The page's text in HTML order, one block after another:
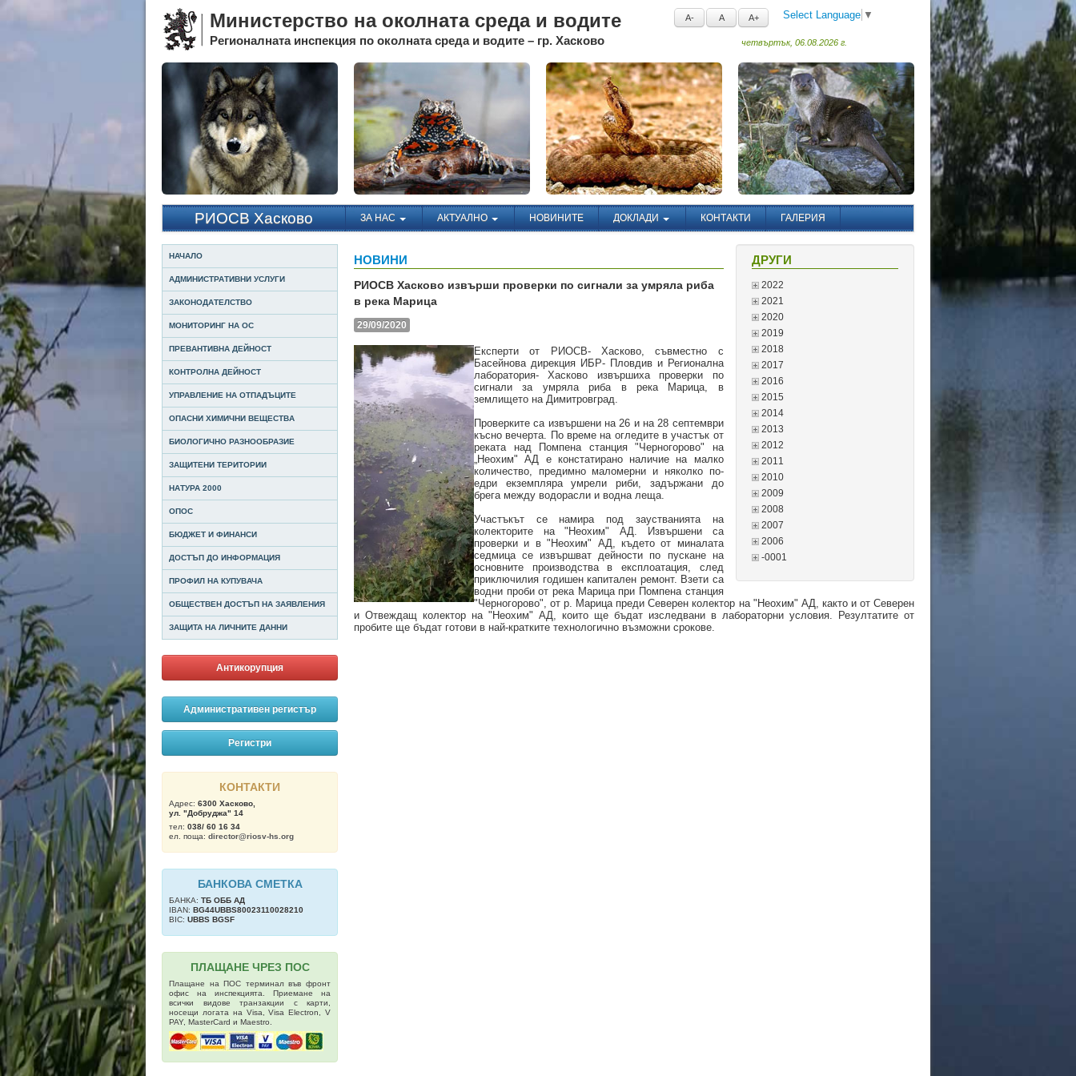
Министерство на околната среда и водите
Регионалната инспекция по околната среда и водите – гр. Хасково
Select Language ▼
A- A A+
четвъртък, 06.08.2026 г.
РИОСВ Хасково ЗА НАС АКТУАЛНО НОВИНИТЕ ДОКЛАДИ КОНТАКТИ ГАЛЕРИЯ
НАЧАЛО
АДМИНИСТРАТИВНИ УСЛУГИ
ЗАКОНОДАТЕЛСТВО
МОНИТОРИНГ НА ОС
ПРЕВАНТИВНА ДЕЙНОСТ
КОНТРОЛНА ДЕЙНОСТ
УПРАВЛЕНИЕ НА ОТПАДЪЦИТЕ
ОПАСНИ ХИМИЧНИ ВЕЩЕСТВА
БИОЛОГИЧНО РАЗНООБРАЗИЕ
ЗАЩИТЕНИ ТЕРИТОРИИ
НАТУРА 2000
ОПОС
БЮДЖЕТ И ФИНАНСИ
ДОСТЪП ДО ИНФОРМАЦИЯ
ПРОФИЛ НА КУПУВАЧА
ОБЩЕСТВЕН ДОСТЪП НА ЗАЯВЛЕНИЯ
ЗАЩИТА НА ЛИЧНИТЕ ДАННИ
Антикорупция
Административен регистър
Регистри
КОНТАКТИ
Адрес: 6300 Хасково,
ул. "Добруджа" 14
тел: 038/ 60 16 34
ел. поща: director@riosv-hs.org
БАНКОВА СМЕТКА
БАНКА: ТБ OББ АД
IBAN: BG44UBBS80023110028210
BIC: UBBS BGSF
ПЛАЩАНЕ ЧРЕЗ ПОС
Плащане на ПОС терминал във фронт
офис на инспекцията. Приемане на
всички видове транзакции с карти,
носещи логата на Visa, Visa Electron, V
PAY, MasterCard и Maestro.
НОВИНИ ДРУГИ
2022
2021
2020
2019
2018
2017
2016
2015
2014
2013
2012
2011
2010
2009
2008
2007
2006
-0001
РИОСВ Хасково извърши проверки по сигнали за умряла риба
в река Марица
29/09/2020
Експерти от РИОСВ- Хасково, съвместно с
Басейнова дирекция ИБР- Пловдив и Регионална
лаборатория- Хасково извършиха проверки по
сигнали за умряла риба в река Марица, в
землището на Димитровград.
Проверките са извършени на 26 и на 28 септември
късно вечерта. По време на огледите в участък от
реката над Помпена станция "Черногорово" на
„Неохим" АД е констатирано наличие на малко
количество, предимно маломерни и няколко по-
едри екземпляра умрели риби, задържани до
брега между водорасли и водна леща.
Участъкът се намира под заустванията на
колекторите на "Неохим" АД. Извършени са
проверки и в "Неохим" АД, където от миналата
седмица се извършват дейности по пускане на
основните производства в експлоатация, след
приключилия годишен капитален ремонт. Взети са
водни проби от река Марица при Помпена станция
"Черногорово", от р. Марица преди Северен колектор на "Неохим" АД, както и от Северен
и Отвеждащ колектор на "Неохим" АД, които ще бъдат изследвани в лабораторни условия. Резултатите от
пробите ще бъдат готови в най-кратките технологично възможни срокове.